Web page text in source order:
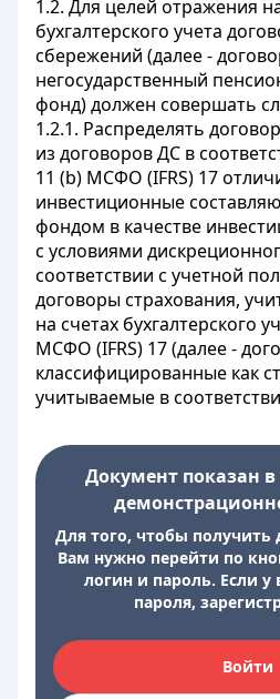
1.2. Для целей отражения
бухгалтерского учета
сбережений (далее -
негосударственный
фонд) должен совершать
1.2.1. Распределять
из договоров ДС в
11 (b) МСФО (IFRS) 17
инвестиционные
фондом в качестве
с условиями
соответствии с учетной
договоры страхования,
на счетах бухгалтерского
МСФО (IFRS) 17 (далее -
классифицированные как
учитываемые в
Документ показан
Для того, чтобы получить
Вам нужно перейти по
логин и пароль. Если у
пароля,
Войти